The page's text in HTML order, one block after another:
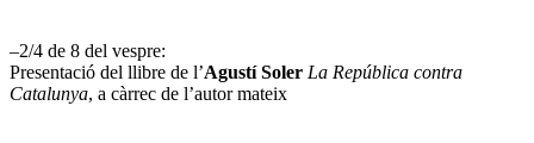
–2/4 de 8 del vespre:
Presentació del llibre de l’Agustí Soler La República contra
Catalunya, a càrrec de l’autor mateix